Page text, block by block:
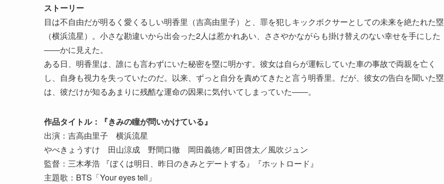
ストーリー
目は不自由だが明るく愛くるしい明香里（吉高由里子）と、罪を犯しキックボクサーとしての未来を絶たれた塁
（横浜流星）。小さな勘違いから出会った2人は惹かれあい、ささやかながらも掛け替えのない幸せを手にした
――かに見えた。
ある日、明香里は、誰にも言わずにいた秘密を塁に明かす。彼女は自らが運転していた車の事故で両親を亡く
し、自身も視力を失っていたのだ。以来、ずっと自分を責めてきたと言う明香里。だが、彼女の告白を聞いた塁
は、彼だけが知るあまりに残酷な運命の因果に気付いてしまっていた――。
作品タイトル：『きみの瞳が問いかけている』
出演：吉高由里子 横浜流星
やべきょうすけ 田山涼成 野間口徹 岡田義徳／町田啓太／風吹ジュン
監督：三木孝浩 『ぼくは明日、昨日のきみとデートする』『ホットロード』
主題歌：BTS「Your eyes tell」